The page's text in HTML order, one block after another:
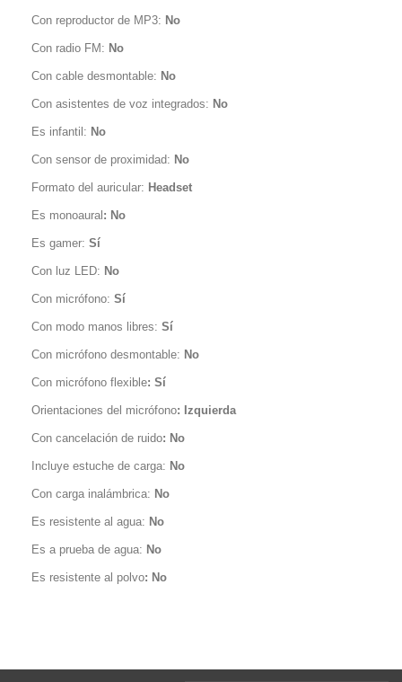
Con reproductor de MP3: No
Con radio FM: No
Con cable desmontable: No
Con asistentes de voz integrados: No
Es infantil: No
Con sensor de proximidad: No
Formato del auricular: Headset
Es monoaural: No
Es gamer: Sí
Con luz LED: No
Con micrófono: Sí
Con modo manos libres: Sí
Con micrófono desmontable: No
Con micrófono flexible: Sí
Orientaciones del micrófono: Izquierda
Con cancelación de ruido: No
Incluye estuche de carga: No
Con carga inalámbrica: No
Es resistente al agua: No
Es a prueba de agua: No
Es resistente al polvo: No